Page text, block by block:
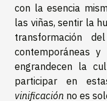
con la esencia
las viñas, sentir la
transformación
contemporáneas
engrandecen la
participar en
vinificación no es